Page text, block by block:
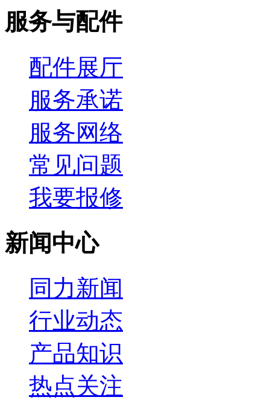
服务与配件
配件展厅
服务承诺
服务网络
常见问题
我要报修
新闻中心
同力新闻
行业动态
产品知识
热点关注